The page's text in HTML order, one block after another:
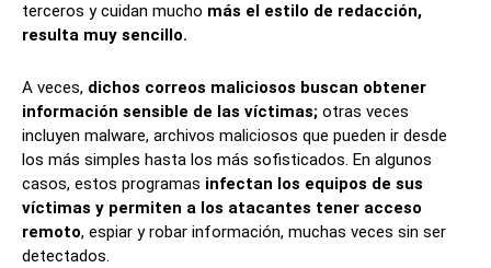
terceros y cuidan mucho más el estilo de redacción,
resulta muy sencillo.
A veces, dichos correos maliciosos buscan obtener
información sensible de las víctimas; otras veces
incluyen malware, archivos maliciosos que pueden ir desde
los más simples hasta los más sofisticados. En algunos
casos, estos programas infectan los equipos de sus
víctimas y permiten a los atacantes tener acceso
remoto, espiar y robar información, muchas veces sin ser
detectados.